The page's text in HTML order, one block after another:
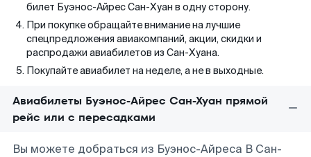
билет Буэнос-Айрес Сан-Хуан в одну сторону.
При покупке обращайте внимание на лучшие
спецпредложения авиакомпаний, акции, скидки и
распродажи авиабилетов из Сан-Хуана.
Покупайте авиабилет на неделе, а не в выходные.
Авиабилеты Буэнос-Айрес Сан-Хуан прямой
рейс или с пересадками
Вы можете добраться из Буэнос-Айреса В Сан-